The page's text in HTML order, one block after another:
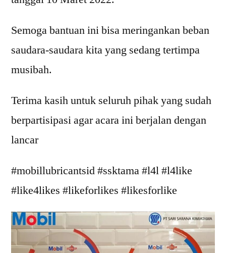
Semoga bantuan ini bisa meringankan beban
saudara-saudara kita yang sedang tertimpa
musibah.
Terima kasih untuk seluruh pihak yang sudah
berpartisipasi agar acara ini berjalan dengan
lancar
#mobillubricantsid #ssktama #l4l #l4like
#like4likes #likeforlikes #likesforlike